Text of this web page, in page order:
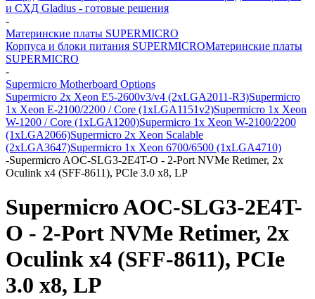
и СХД Gladius - готовые решения
-
Материнские платы SUPERMICRO
Корпуса и блоки питания SUPERMICROМатеринские платы
SUPERMICRO
-
Supermicro Motherboard Options
Supermicro 2x Xeon E5-2600v3/v4 (2xLGA2011-R3)Supermicro
1x Xeon E-2100/2200 / Core (1xLGA1151v2)Supermicro 1x Xeon
W-1200 / Core (1xLGA1200)Supermicro 1x Xeon W-2100/2200
(1xLGA2066)Supermicro 2x Xeon Scalable
(2xLGA3647)Supermicro 1x Xeon 6700/6500 (1xLGA4710)
-Supermicro AOC-SLG3-2E4T-O - 2-Port NVMe Retimer, 2x
Oculink x4 (SFF-8611), PCIe 3.0 x8, LP
Supermicro AOC-SLG3-2E4T-
O - 2-Port NVMe Retimer, 2x
Oculink x4 (SFF-8611), PCIe
3.0 x8, LP